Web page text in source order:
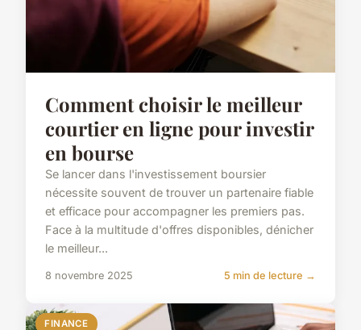
Comment choisir le meilleur
courtier en ligne pour investir
en bourse
Se lancer dans l'investissement boursier
nécessite souvent de trouver un partenaire fiable
et efficace pour accompagner les premiers pas.
Face à la multitude d'offres disponibles, dénicher
le meilleur...
8 novembre 2025 5 min de lecture →
FINANCE